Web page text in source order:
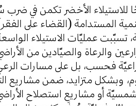
للاستيلاء الأخضر تكمن في
المستدامة (القضاء على
عمليّات الاستيلاء الواسعة
والرعاة والصيّادين من
فحسب، بل على مسارات
وبشكل متزايد، ضمن مشاريع
أو مشاريع استصلاح